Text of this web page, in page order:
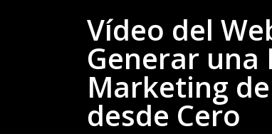
Vídeo del
Generar una
Marketing
desde Cero